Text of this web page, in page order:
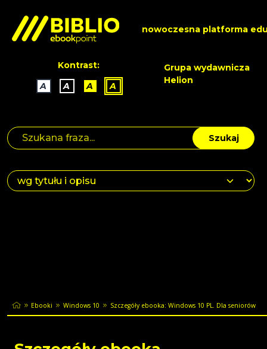
nowoczesna platforma
Kontrast:
A
A A A
Grupa wydawnicza
Helion
Szukaj
Ebooki Windows 10 Szczegóły ebooka: Windows 10 PL. Dla seniorów